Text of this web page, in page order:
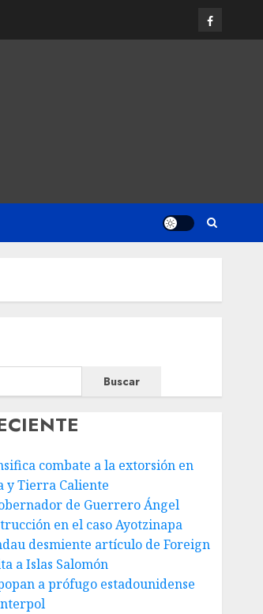
Buscar
combate a la extorsión en
y Tierra Caliente
de Guerrero Ángel
en el caso Ayotzinapa
desmiente artículo de Foreign
a Islas Salomón
a prófugo estadounidense